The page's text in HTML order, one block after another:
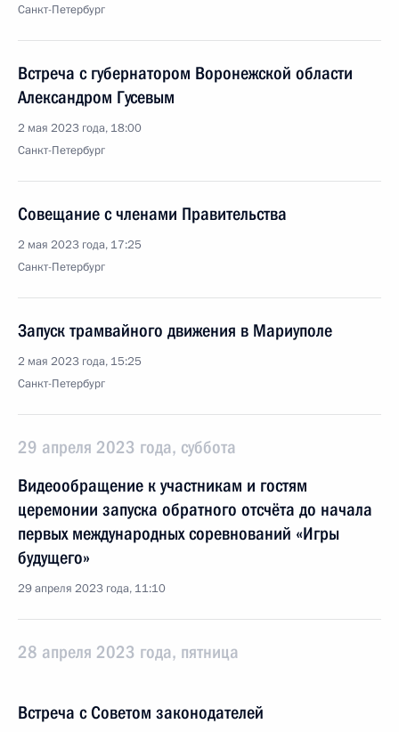
Санкт-Петербург
Встреча с губернатором Воронежской области
Александром Гусевым
2 мая 2023 года, 18:00
Санкт-Петербург
Совещание с членами Правительства
2 мая 2023 года, 17:25
Санкт-Петербург
Запуск трамвайного движения в Мариуполе
2 мая 2023 года, 15:25
Санкт-Петербург
29 апреля 2023 года, суббота
Видеообращение к участникам и гостям
церемонии запуска обратного отсчёта до начала
первых международных соревнований «Игры
будущего»
29 апреля 2023 года, 11:10
28 апреля 2023 года, пятница
Встреча с Советом законодателей